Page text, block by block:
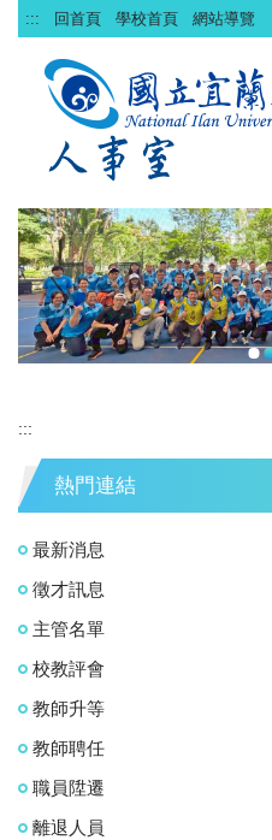
跳
到
::: 回首頁 學校首頁 網站導覽
:::
熱門連結
最新消息
徵才訊息
主管名單
校教評會
教師升等
教師聘任
職員陞遷
離退人員